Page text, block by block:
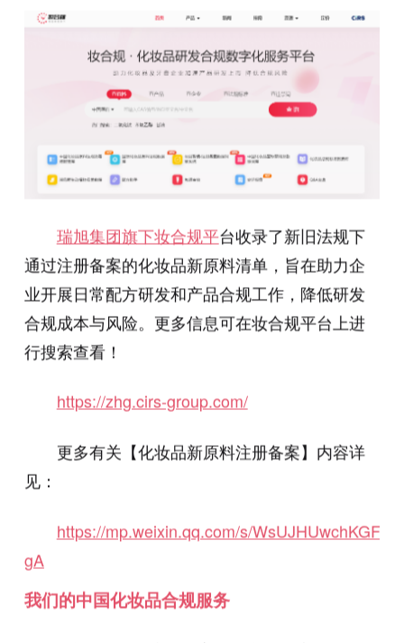
瑞旭集团旗下妆合规平台收录了新旧法规下
通过注册备案的化妆品新原料清单，旨在助力企
业开展日常配方研发和产品合规工作，降低研发
合规成本与风险。更多信息可在妆合规平台上进
行搜索查看！
https://zhg.cirs-group.com/
更多有关【化妆品新原料注册备案】内容详
见：
https://mp.weixin.qq.com/s/
gA
我们的中国化妆品合规服务